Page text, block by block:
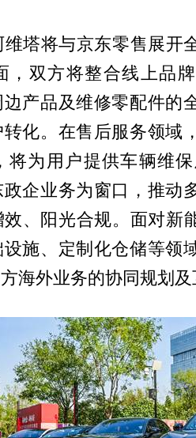
塔将与京东零售展开
，双方将整合线上品
产品及维修零配件的
化。在售后服务领域
将为用户提供车辆维
企业务为窗口，推动
、阳光合规。面对新
施、定制化仓储等领
海外业务的协同规划